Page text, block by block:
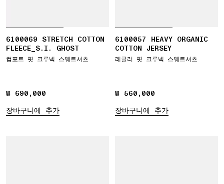
6100069 STRETCH COTTON
FLEECE_S.I. GHOST
컴포트 핏 크루넥 스웨트셔츠
₩ 690,000
₩ 690,000
장바구니에 추가
6100057 HEAVY ORGANIC
COTTON JERSEY
레귤러 핏 크루넥 스웨트셔츠
₩ 560,000
₩ 560,000
장바구니에 추가